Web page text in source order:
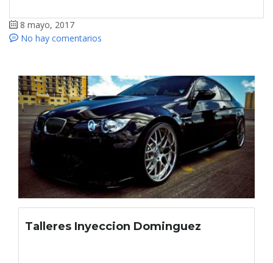
8 mayo, 2017
No hay comentarios
Talleres Inyeccion Dominguez